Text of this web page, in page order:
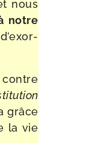
nous
notre
tution
grâce
la vie